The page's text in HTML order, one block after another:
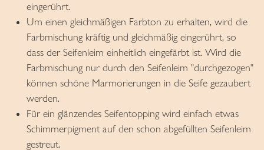
eingerührt.
Um einen gleichmäßigen Farbton zu erhalten, wird die
Farbmischung kräftig und gleichmäßig eingerührt, so
dass der Seifenleim einheitlich eingefärbt ist. Wird die
Farbmischung nur durch den Seifenleim "durchgezogen"
können schöne Marmorierungen in die Seife gezaubert
werden.
Für ein glänzendes Seifentopping wird einfach etwas
Schimmerpigment auf den schon abgefüllten Seifenleim
gestreut.